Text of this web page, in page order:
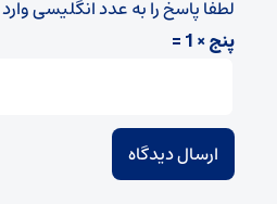
لطفا پاسخ را به عدد انگلیسی
پنج × 1 =